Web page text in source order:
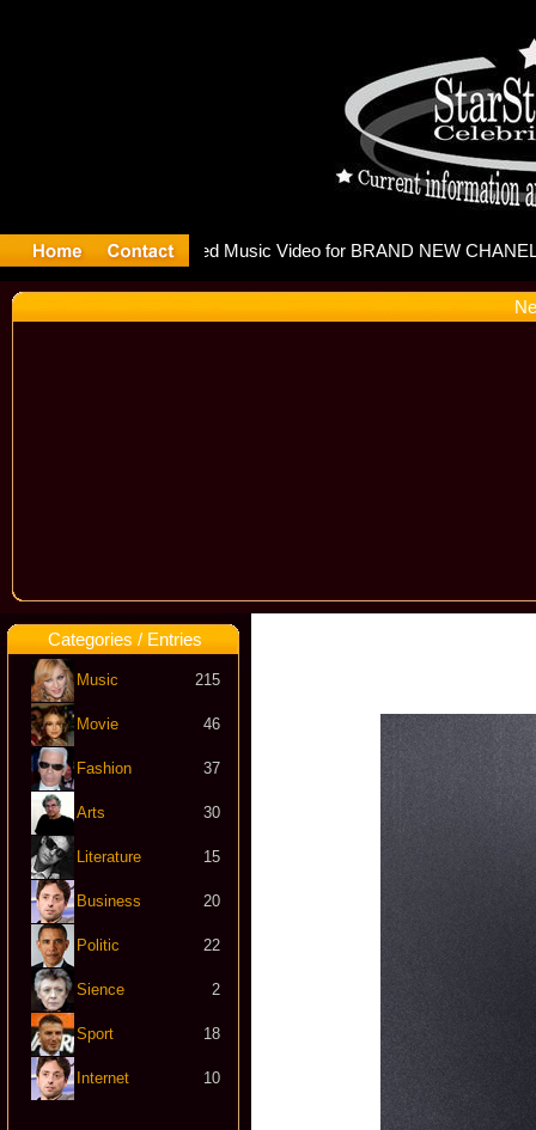
Categories / Entries
Music 215
Movie 46
Fashion 37
Arts 30
Literature 15
Business 20
Politic 22
Sience 2
Sport 18
Internet 10